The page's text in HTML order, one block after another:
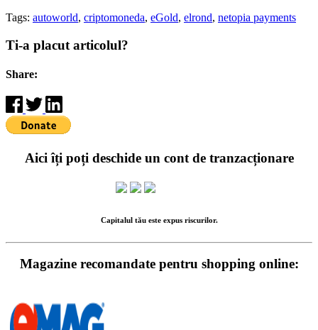
Tags: autoworld, criptomoneda, eGold, elrond, netopia payments
Ti-a placut articolul?
Share:
Aici îți poți deschide un cont de tranzacționare
Capitalul tău este expus riscurilor.
Magazine recomandate pentru shopping online: